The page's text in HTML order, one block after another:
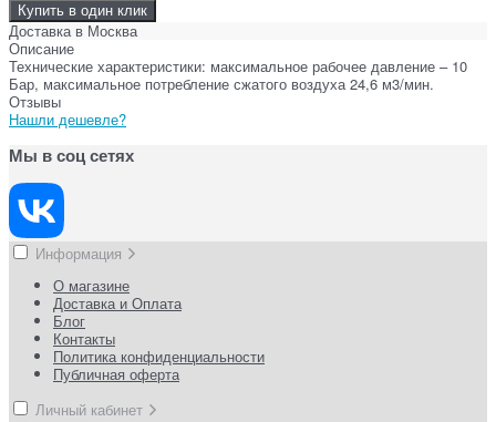
Купить в один клик
Доставка в Москва
Описание
Технические характеристики: максимальное рабочее давление – 10
Бар, максимальное потребление сжатого воздуха 24,6 м3/мин.
Отзывы
Нашли дешевле?
Мы в соц сетях
Информация
О магазине
Доставка и Оплата
Блог
Контакты
Политика конфиденциальности
Публичная оферта
Личный кабинет